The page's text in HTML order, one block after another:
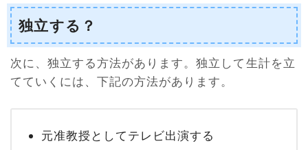
独立する？
次に、独立する方法があります。独立して生計を立
てていくには、下記の方法があります。
元准教授としてテレビ出演する